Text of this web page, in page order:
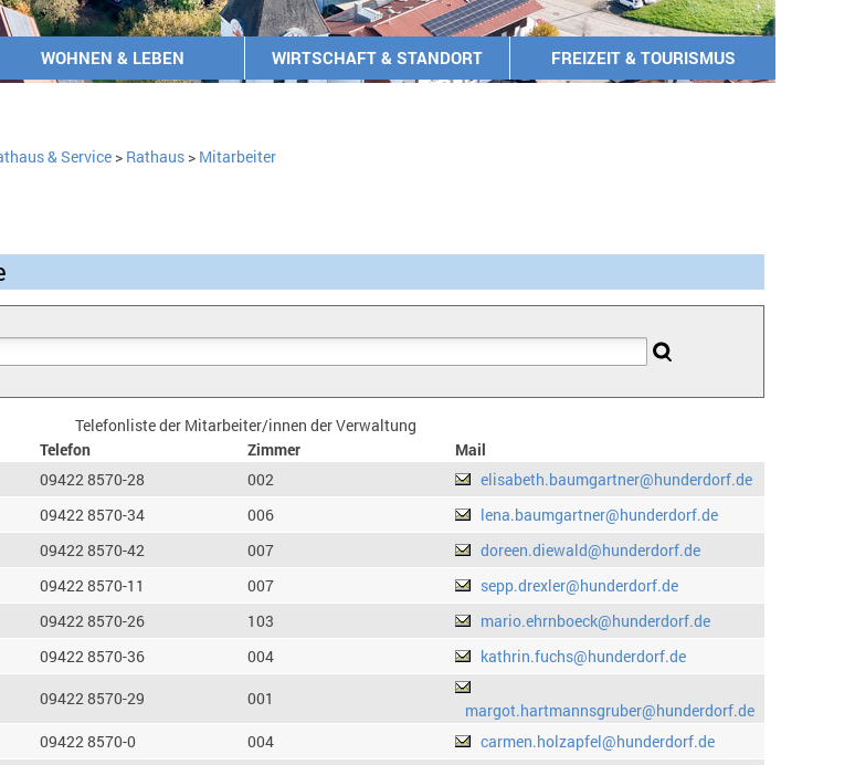
WOHNEN & LEBEN WIRTSCHAFT & STANDORT FREIZEIT & TOURISMUS
& Service> Rathaus> Mitarbeiter
Telefonliste der Mitarbeiter/innen der Verwaltung
Telefon Zimmer
Mail
09422 8570-28 002
elisabeth.baumgartner@hunderdorf.de
09422 8570-34 006
lena.baumgartner@hunderdorf.de
09422 8570-42 007
doreen.diewald@hunderdorf.de
09422 8570-11 007
sepp.drexler@hunderdorf.de
09422 8570-26 103
mario.ehrnboeck@hunderdorf.de
09422 8570-36 004
kathrin.fuchs@hunderdorf.de
09422 8570-29 001
margot.hartmannsgruber@hunderdorf.de
09422 8570-0 004
carmen.holzapfel@hunderdorf.de